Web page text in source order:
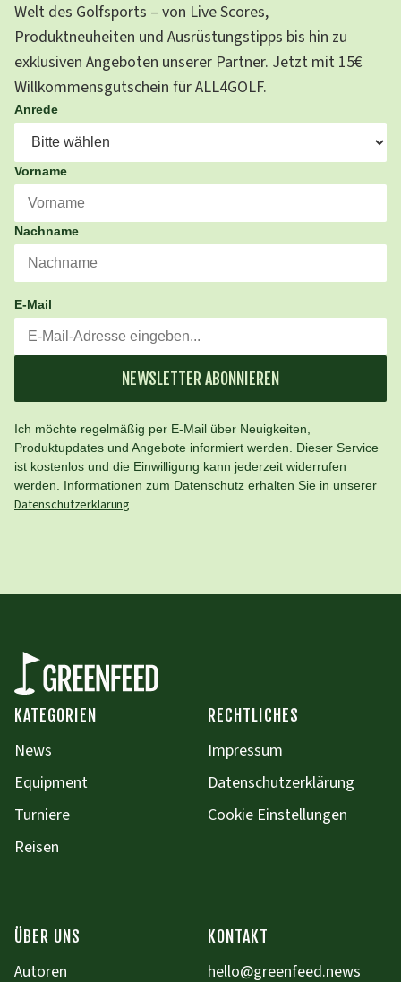
Welt des Golfsports – von Live Scores,
Produktneuheiten und Ausrüstungstipps bis hin zu
exklusiven Angeboten unserer Partner. Jetzt mit 15€
Willkommensgutschein für ALL4GOLF.
Anrede
Vorname
Nachname
E-Mail
NEWSLETTER ABONNIEREN
Ich möchte regelmäßig per E-Mail über Neuigkeiten,
Produktupdates und Angebote informiert werden. Dieser Service
ist kostenlos und die Einwilligung kann jederzeit widerrufen
werden. Informationen zum Datenschutz erhalten Sie in unserer
Datenschutzerklärung.
KATEGORIEN
News
Equipment
Turniere
Reisen
RECHTLICHES
Impressum
Datenschutzerklärung
Cookie Einstellungen
ÜBER UNS
Autoren
KONTAKT
hello@greenfeed.news